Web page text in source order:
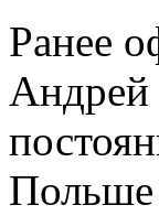
Ранее
Андрей
Польше